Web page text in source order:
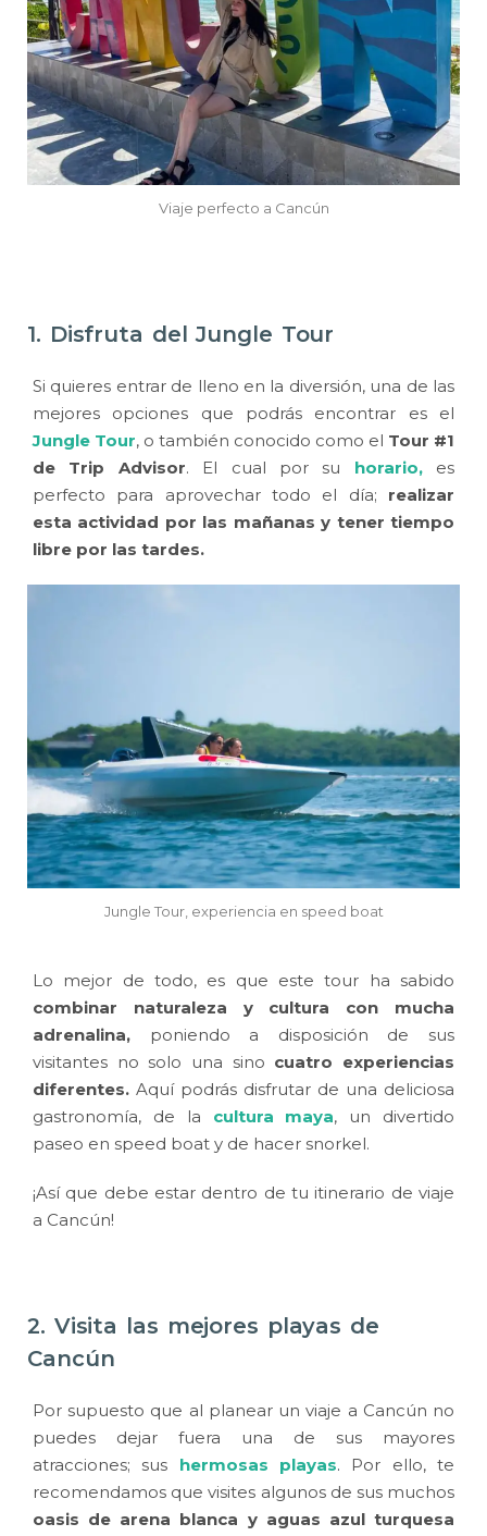
Viaje perfecto a Cancún
1. Disfruta del Jungle Tour
Si quieres entrar de lleno en la diversión, una de las
mejores opciones que podrás encontrar es el
Jungle Tour, o también conocido como el Tour #1
de Trip Advisor. El cual por su horario,es
perfecto para aprovechar todo el día; realizar
esta actividad por las mañanas y tener tiempo
libre por las tardes.
Jungle Tour, experiencia en speed boat
Lo mejor de todo, es que este tour ha sabido
combinar naturaleza y cultura con mucha
adrenalina, poniendo a disposición de sus
visitantes no solo una sino cuatro experiencias
diferentes. Aquí podrás disfrutar de una deliciosa
gastronomía, de la cultura maya, un divertido
paseo en speed boat y de hacer snorkel.
¡Así que debe estar dentro de tu itinerario de viaje
a Cancún!
2. Visita las mejores playas de
Cancún
Por supuesto que al planear un viaje a Cancún no
puedes dejar fuera una de sus mayores
atracciones; sus hermosas playas. Por ello, te
recomendamos que visites algunos de sus muchos
oasis de arena blanca y aguas azul turquesa